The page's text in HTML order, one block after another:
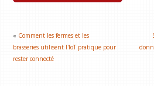
« Comment les fermes et les
brasseries utilisent l'IoT pratique pour
rester connecté